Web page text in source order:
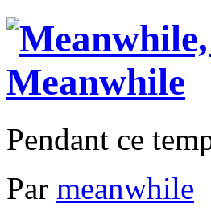
Pendant ce
Par meanwhile